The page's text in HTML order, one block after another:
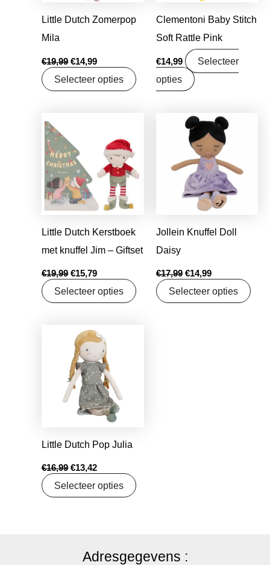
Little Dutch Zomerpop
Mila
€19,99 €14,99
Selecteer opties
Clementoni Baby Stitch
Soft Rattle Pink
€14,99
Selecteer
opties
Little Dutch Kerstboek
met knuffel Jim – Giftset
€19,99
was:
€19,99.
€15,79
€15,79.
Selecteer opties
Jollein Knuffel Doll
Daisy
€17,99
Oorspronkelijke
prijs
was:
€17,99.
€14,99
Huidige
prijs
is:
€14,99.
Selecteer opties
Little Dutch Pop Julia
€16,99
Oorspronkelijke
prijs
was:
€16,99.
€13,42
Huidige
prijs
is:
€13,42.
Selecteer opties
Adresgegevens :